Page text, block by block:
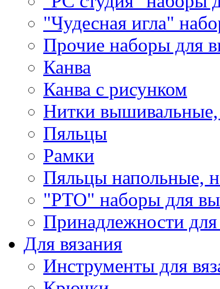
"Чудесная игла"
Прочие наборы для
Канва
Канва с рисунком
Нитки
Пяльцы
Рамки
Пяльцы напольные,
"РТО" наборы для
Принадлежности
Для вязания
Инструменты для